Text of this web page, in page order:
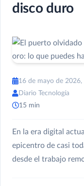
disco duro
16 de mayo de
Diario Tecnología
15 min
En la era digital
epicentro de casi
desde el trabajo